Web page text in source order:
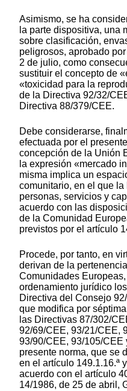
Asimismo, se ha
la parte dispositiva, una
sobre clasificación,
peligrosos, aprobado
2 de julio, como
sustituir el concepto de
«toxicidad para la
de la Directiva 92/32/
Directiva 88/379/CEE.
Debe considerarse,
efectuada por el
concepción de la Unión
la expresión «mercado
misma implica un
comunitario, en el que
personas, servicios y
acuerdo con las
de la Comunidad
previstos por el artículo
Procede, por tanto, en
derivan de la
Comunidades
ordenamiento jurídico
Directiva del Consejo
que modifica por
las Directivas 87/302/
92/69/CEE, 93/21/CEE,
93/90/CEE, 93/105/CEE
presente norma, que se
en el artículo 149.1.16.ª
acuerdo con el artículo
14/1986, de 25 de abril,